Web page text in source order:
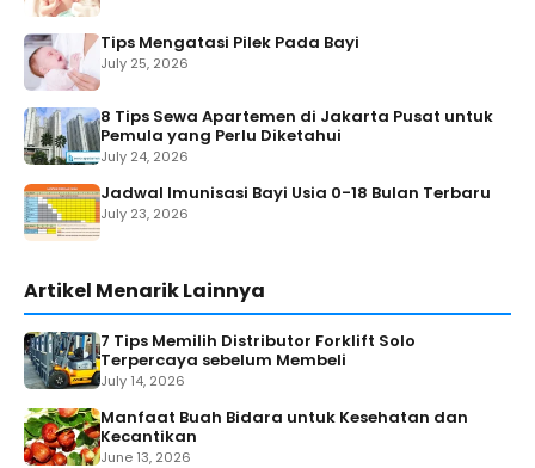
Tips Mengatasi Pilek Pada Bayi
July 25, 2026
8 Tips Sewa Apartemen di Jakarta Pusat untuk
Pemula yang Perlu Diketahui
July 24, 2026
Jadwal Imunisasi Bayi Usia 0-18 Bulan Terbaru
July 23, 2026
Artikel Menarik Lainnya
7 Tips Memilih Distributor Forklift Solo
Terpercaya sebelum Membeli
July 14, 2026
Manfaat Buah Bidara untuk Kesehatan dan
Kecantikan
June 13, 2026